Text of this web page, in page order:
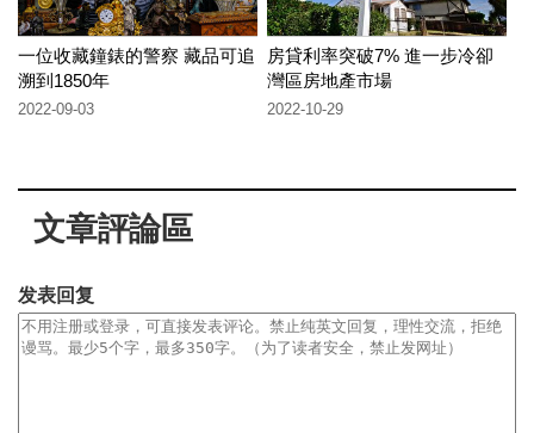
一位收藏鐘錶的警察 藏品可追
溯到1850年
2022-09-03
房貸利率突破7% 進一步冷卻
灣區房地產市場
2022-10-29
文章評論區
发表回复